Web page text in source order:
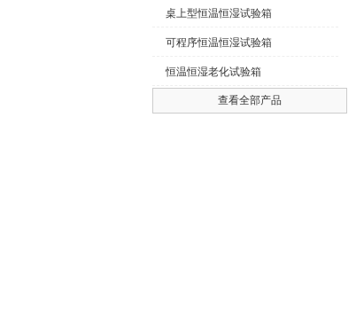
桌上型恒温恒湿试验箱
可程序恒温恒湿试验箱
恒温恒湿老化试验箱
查看全部产品